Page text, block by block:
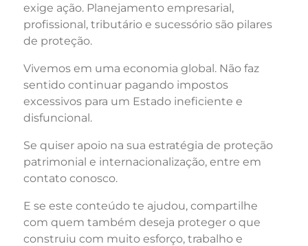
exige ação. Planejamento empresarial,
profissional, tributário e sucessório são pilares
de proteção.
Vivemos em uma economia global. Não faz
sentido continuar pagando impostos
excessivos para um Estado ineficiente e
disfuncional.
Se quiser apoio na sua estratégia de proteção
patrimonial e internacionalização, entre em
contato conosco.
E se este conteúdo te ajudou, compartilhe
com quem também deseja proteger o que
construiu com muito esforço, trabalho e